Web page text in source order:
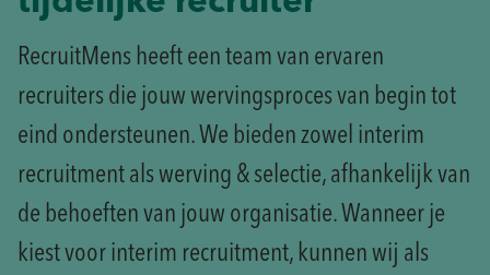
RecruitMens heeft een team van ervaren
recruiters die jouw wervingsproces van begin tot
eind ondersteunen. We bieden zowel interim
recruitment als werving & selectie, afhankelijk van
de behoeften van jouw organisatie. Wanneer je
kiest voor interim recruitment, kunnen wij als